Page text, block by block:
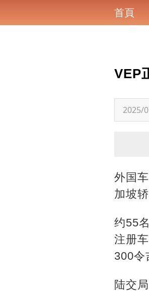
首頁
VEP
2025/
外国
加坡
约55
注册
300令
陆交